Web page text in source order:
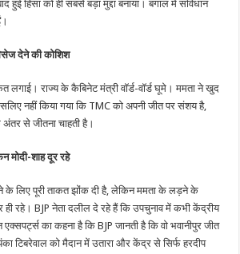
हुई हिंसा को ही सबसे बड़ा मुद्दा बनाया। बंगाल में संविधान
देने की कोशिश
लगाई। राज्य के कैबिनेट मंत्री वॉर्ड-वॉर्ड घूमे। ममता ने खुद
नहीं किया गया कि TMC को अपनी जीत पर संशय है,
अंतर से जीतना चाहती है।
मोदी-शाह दूर रहे
के लिए पूरी ताकत झोंक दी है, लेकिन ममता के लड़ने के
ही रहे। BJP नेता दलील दे रहे हैं कि उपचुनाव में कभी केंद्रीय
का कहना है कि BJP जानती है कि वो भवानीपुर जीत
टिबरेवाल को मैदान में उतारा और केंद्र से सिर्फ हरदीप